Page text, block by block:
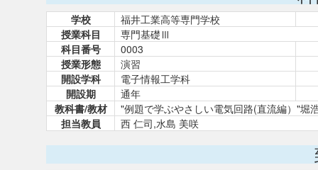
学校
福井工業高等専門学校
授業科目
専門基礎Ⅲ
科目番号
0003
授業形態
演習
開設学科
電子情報工学科
開設期
通年
教科書/教材
"例題で学ぶやさしい電気回路(直流編）"
担当教員
西 仁司,水島 美咲